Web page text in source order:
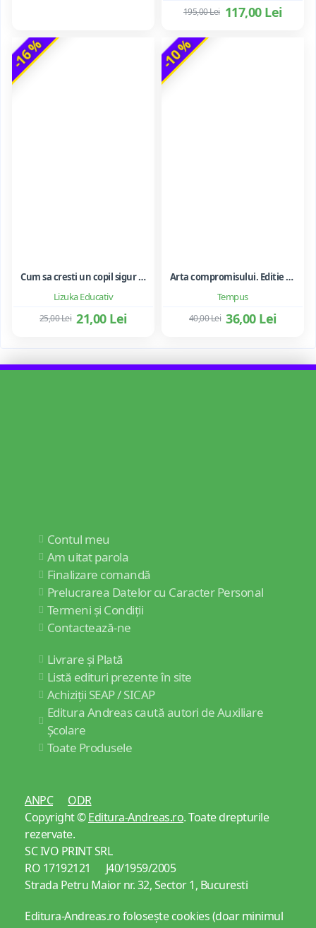
117,00 Lei
195,00 Lei
-16 %
Lizuka Educativ
Cum sa cresti un copil sigur de sine ... si sa-i consolidezi autostima
21,00 Lei
25,00 Lei
-10 %
Tempus
Arta compromisului. Editie ne varietur - Ileana Vulpescu
36,00 Lei
40,00 Lei
Contul meu
Am uitat parola
Finalizare comandă
Prelucrarea Datelor cu Caracter Personal
Termeni și Condiții
Contactează-ne
Livrare și Plată
Listă edituri prezente în site
Achiziții SEAP / SICAP
Editura Andreas caută autori de Auxiliare
Școlare
Toate Produsele
ANPC
ODR
Copyright ©Editura-Andreas.ro. Toate drepturile
rezervate.
SC IVO PRINT SRL
RO 17192121 J40/1959/2005
Strada Petru Maior nr. 32, Sector 1, Bucuresti
Editura-Andreas.ro folosește cookies (doar minimul